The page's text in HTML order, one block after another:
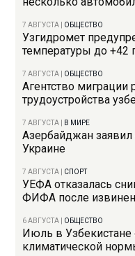
7 АВГУСТА ОБЩЕСТВО
Узгидромет
температуры до
7 АВГУСТА ОБЩЕСТВО
Агентство
трудоустройства
7 АВГУСТА В МИРЕ
Азербайджан заявил
Украине
7 АВГУСТА СПОРТ
УЕФА отказалась
ФИФА после
6 АВГУСТА ОБЩЕСТВО
Июль в Узбекистане
климатической